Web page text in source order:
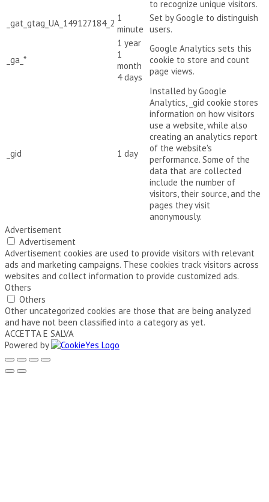
to recognize unique visitors.
_gat_gtag_UA_149127184_2 1
minute
Set by Google to distinguish
users.
_ga_*
1 year
1
month
4 days
Google Analytics sets this
cookie to store and count
page views.
_gid 1 day
Installed by Google
Analytics, _gid cookie stores
information on how visitors
use a website, while also
creating an analytics report
of the website's
performance. Some of the
data that are collected
include the number of
visitors, their source, and the
pages they visit
anonymously.
Advertisement
Advertisement
Advertisement cookies are used to provide visitors with relevant
ads and marketing campaigns. These cookies track visitors across
websites and collect information to provide customized ads.
Others
Others
Other uncategorized cookies are those that are being analyzed
and have not been classified into a category as yet.
ACCETTA E SALVA
Powered by